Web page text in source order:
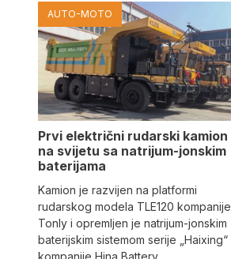
AUTO-MOTO
Prvi električni rudarski kamion
na svijetu sa natrijum-jonskim
baterijama
Kamion je razvijen na platformi
rudarskog modela TLE120 kompanije
Tonly i opremljen je natrijum-jonskim
baterijskim sistemom serije „Haixing“
kompanije Hina Battery